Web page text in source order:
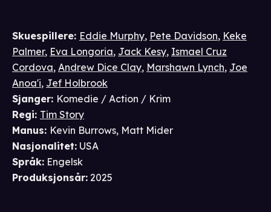
Skuespillere: Eddie Murphy, Pete Davidson, Keke
Palmer, Eva Longoria, Jack Kesy, Ismael Cruz
Cordova, Andrew Dice Clay, Marshawn Lynch, Joe
Anoa'i, Jef Holbrook
Sjanger: Komedie / Action / Krim
Regi: Tim Story
Manus: Kevin Burrows, Matt Mider
Nasjonalitet: USA
Språk: Engelsk
Produksjonsår: 2025